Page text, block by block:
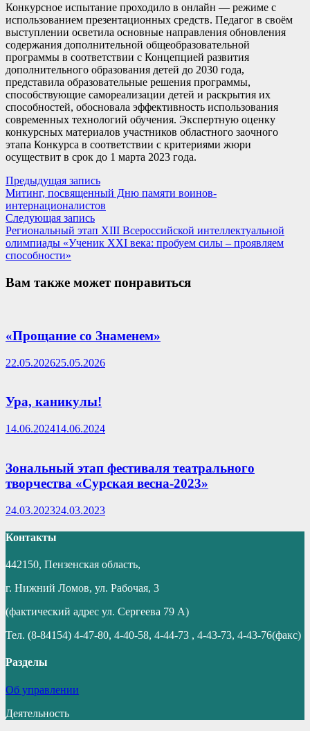
Конкурсное испытание проходило в онлайн — режиме с
использованием презентационных средств. Педагог в своём
выступлении осветила основные направления обновления
содержания дополнительной общеобразовательной
программы в соответствии с Концепцией развития
дополнительного образования детей до 2030 года,
представила образовательные решения программы,
способствующие самореализации детей и раскрытия их
способностей, обосновала эффективность использования
современных технологий обучения. Экспертную оценку
конкурсных материалов участников областного заочного
этапа Конкурса в соответствии с критериями жюри
осуществит в срок до 1 марта 2023 года.
Навигация
по
записям
Предыдущая записьПредыдущая
запись:
Митинг, посвященный Дню памяти воинов-
интернационалистов
Следующая записьСледующая
запись:
Региональный этап XIII Всероссийской интеллектуальной
олимпиады «Ученик XXI века: пробуем силы – проявляем
способности»
Вам также может понравиться
«Прощание со Знаменем»
22.05.202625.05.2026
Ура, каникулы!
14.06.202414.06.2024
Зональный этап фестиваля театрального
творчества «Сурская весна-2023»
24.03.202324.03.2023
Контакты
442150, Пензенская область,
г. Нижний Ломов, ул. Рабочая, 3
(фактический адрес ул. Сергеева 79 А)
Тел. (8-84154) 4-47-80, 4-40-58, 4-44-73 , 4-43-73, 4-43-76(факс)
Разделы
Об управлении
Деятельность